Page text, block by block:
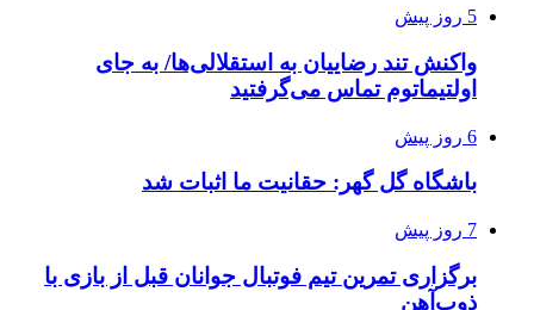
5 روز پیش
واکنش تند رضاییان به استقلالی‌ها/ به جای
اولتیماتوم تماس می‌گرفتید
6 روز پیش
باشگاه گل گهر: حقانیت ما اثبات شد
7 روز پیش
برگزاری تمرین تیم فوتبال جوانان قبل از بازی با
ذوب‌آهن